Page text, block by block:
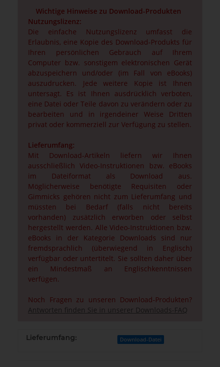
Wichtige Hinweise zu Download-Produkten
Nutzungslizenz:
Die einfache Nutzungslizenz umfasst die
Erlaubnis, eine Kopie des Download-Produkts für
Ihren persönlichen Gebrauch auf Ihrem
Computer bzw. sonstigem elektronischen Gerät
abzuspeichern und/oder (im Fall von eBooks)
auszudrucken. Jede weitere Kopie ist Ihnen
untersagt. Es ist Ihnen ausdrücklich verboten,
eine Datei oder Teile davon zu verändern oder zu
bearbeiten und in irgendeiner Weise Dritten
privat oder kommerziell zur Verfügung zu stellen.
Lieferumfang:
Mit Download-Artikeln liefern wir Ihnen
ausschließlich Video-Instruktionen bzw. eBooks
im Dateiformat als Download aus.
Möglicherweise benötigte Requisiten oder
Gimmicks gehören nicht zum Lieferumfang und
müssten bei Bedarf (falls nicht bereits
vorhanden) zusätzlich erworben oder selbst
hergestellt werden. Alle Video-Instruktionen bzw.
eBooks in der Kategorie Downloads sind nur
fremdsprachlich (überwiegend in Englisch)
verfügbar oder untertitelt. Sie sollten daher über
ein Mindestmaß an Englischkenntnissen
verfügen.
Noch Fragen zu unseren Download-Produkten?
Antworten finden Sie in unserer Downloads-FAQ
Lieferumfang: Download-Datei